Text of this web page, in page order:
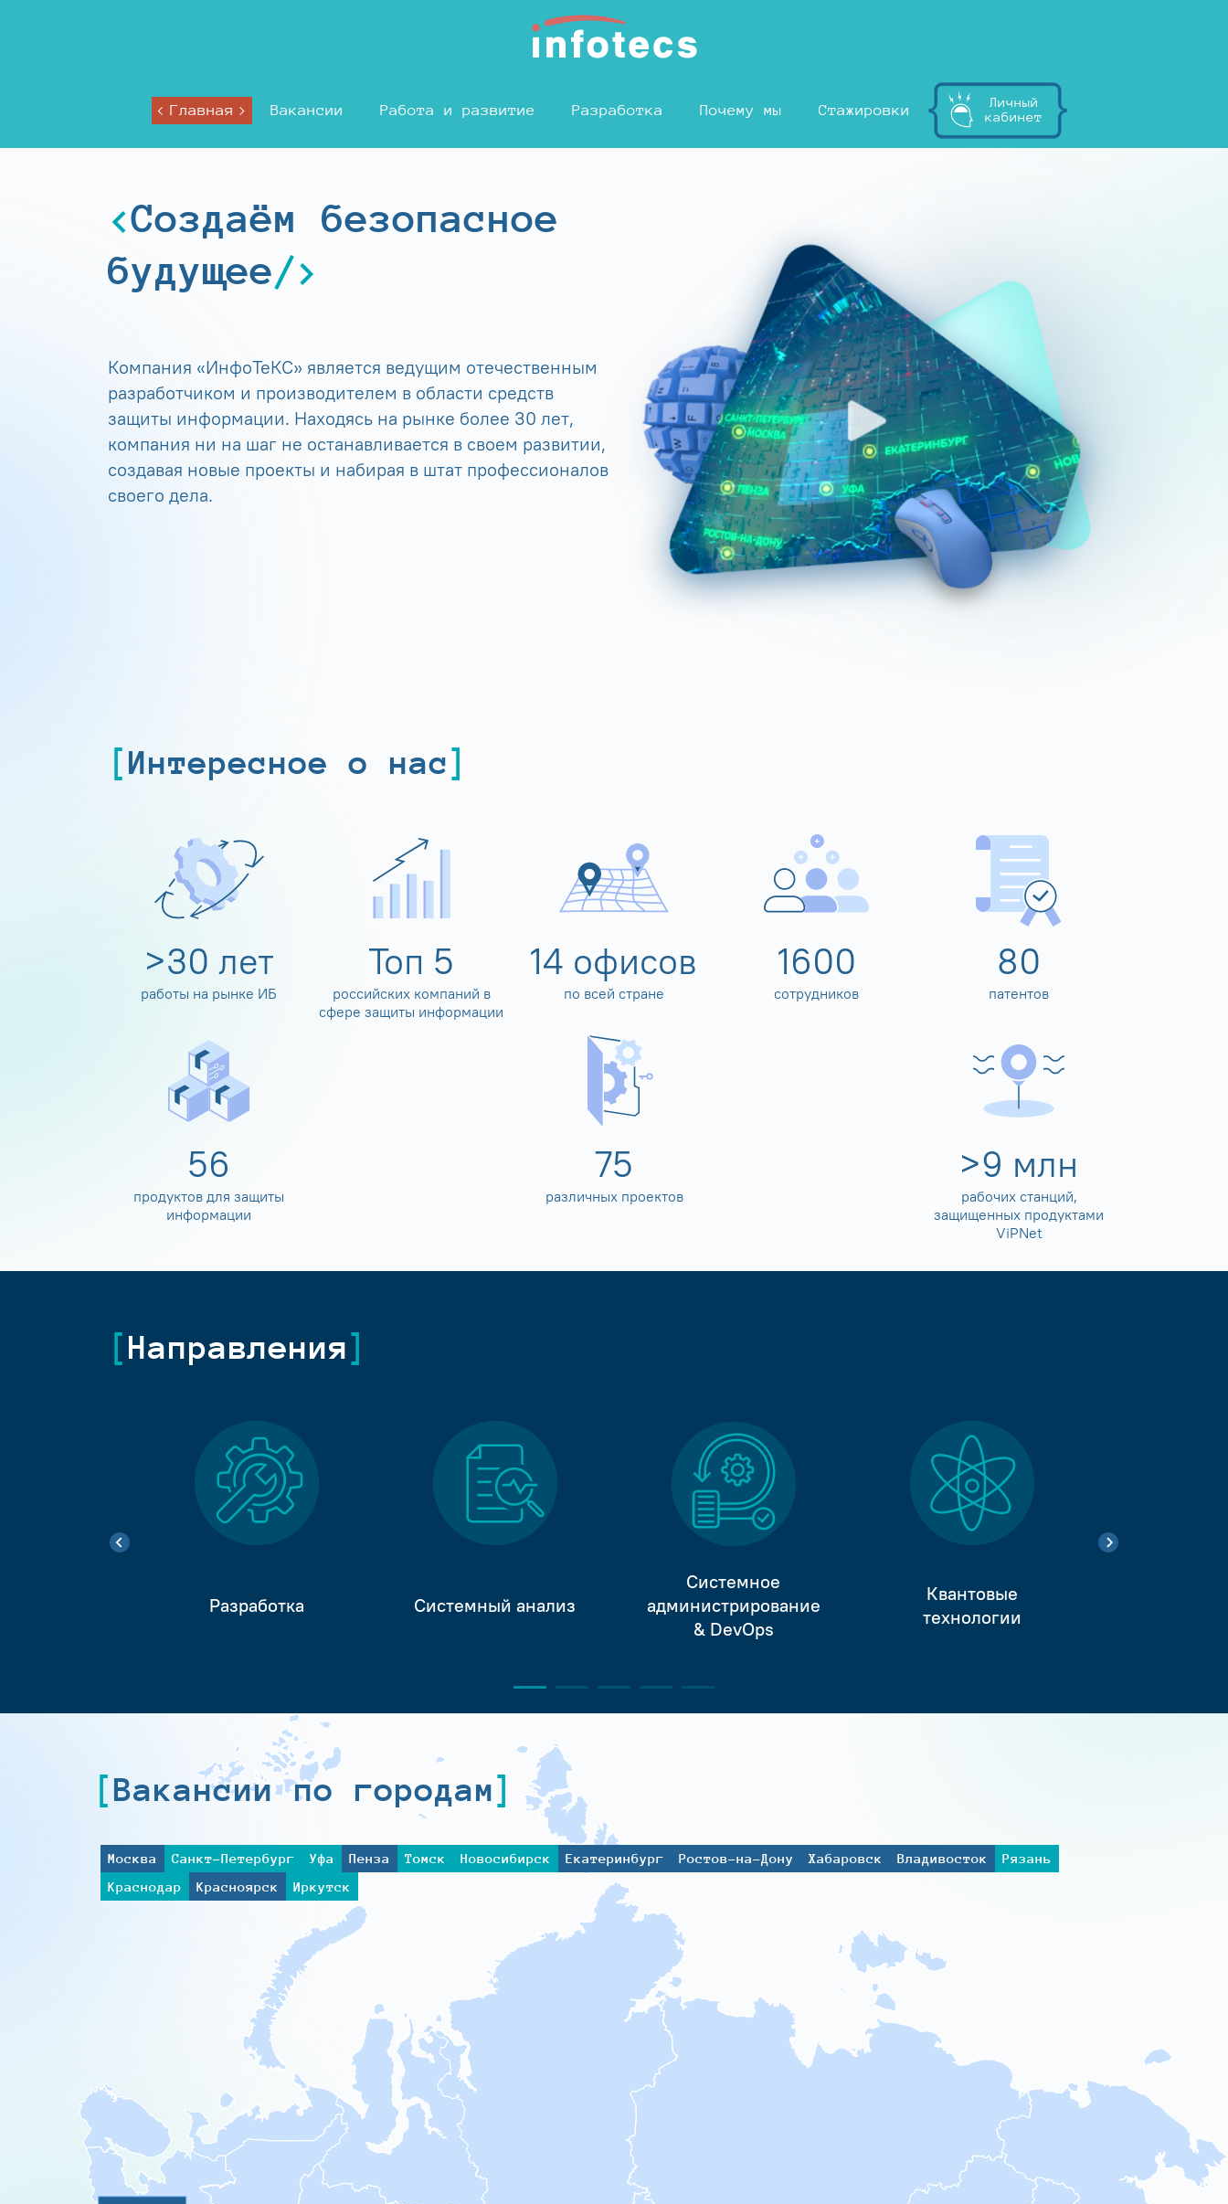
Главная Вакансии Работа и развитие Разработка Почему мы Стажировки
Личный
кабинет
Создаём безопасное
будущее
Компания «ИнфоТеКС» является ведущим отечественным
разработчиком и производителем в области средств
защиты информации. Находясь на рынке более 30 лет,
компания ни на шаг не останавливается в своем развитии,
создавая новые проекты и набирая в штат профессионалов
своего дела.
Интересное о нас
>30 лет
работы на рынке ИБ
Топ 5
российских компаний в
сфере защиты информации
14 офисов
по всей стране
1600
сотрудников
80
патентов
60
продуктов для защиты
информации
80
различных проектов
>10 млн
рабочих станций,
защищенных продуктами
ViPNet
Направления
Разработка Системный анализ
Системное
администрирование
& DevOps
Квантовые
технологии
Вакансии по городам
Москва Санкт-Петербург Уфа Пенза Томск Новосибирск Екатеринбург Ростов-на-Дону Хабаровск Владивосток
Рязань
Краснодар
Красноярск Иркутск